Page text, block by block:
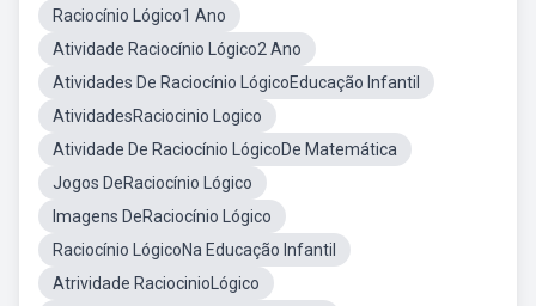
Raciocínio Lógico1 Ano
Atividade Raciocínio Lógico2 Ano
Atividades De Raciocínio LógicoEducação Infantil
AtividadesRaciocinio Logico
Atividade De Raciocínio LógicoDe Matemática
Jogos DeRaciocínio Lógico
Imagens DeRaciocínio Lógico
Raciocínio LógicoNa Educação Infantil
Atrividade RaciocinioLógico